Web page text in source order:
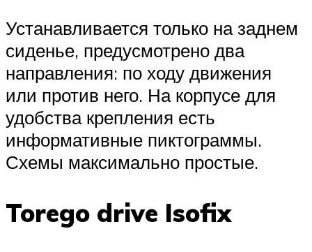
Устанавливается только на заднем
сиденье, предусмотрено два
направления: по ходу движения
или против него. На корпусе для
удобства крепления есть
информативные пиктограммы.
Схемы максимально простые.
Torego drive Isofix